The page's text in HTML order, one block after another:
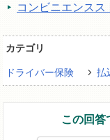
コンビニエンス
カテゴリ
ドライバー保険 払
この回答